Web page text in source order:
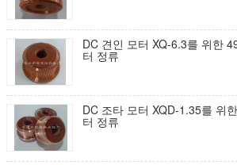
DC 견인 모터 XQ-6.3를 위한
터 정류
DC 조타 모터 XQD-1.35를 위
터 정류